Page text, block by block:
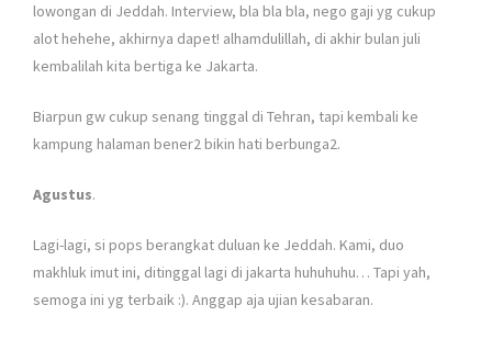
lowongan di Jeddah. Interview, bla bla bla, nego gaji yg cukup
alot hehehe, akhirnya dapet! alhamdulillah, di akhir bulan juli
kembalilah kita bertiga ke Jakarta.
Biarpun gw cukup senang tinggal di Tehran, tapi kembali ke
kampung halaman bener2 bikin hati berbunga2.
Agustus.
Lagi-lagi, si pops berangkat duluan ke Jeddah. Kami, duo
makhluk imut ini, ditinggal lagi di jakarta huhuhuhu… Tapi yah,
semoga ini yg terbaik :). Anggap aja ujian kesabaran.